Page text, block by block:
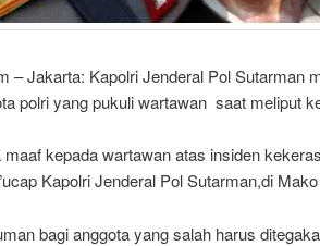
– Jakarta: Kapolri Jenderal Pol Sutarman
polri yang pukuli wartawan saat meliput
maaf kepada wartawan atas insiden
Kapolri Jenderal Pol Sutarman,di
bagi anggota yang salah harus